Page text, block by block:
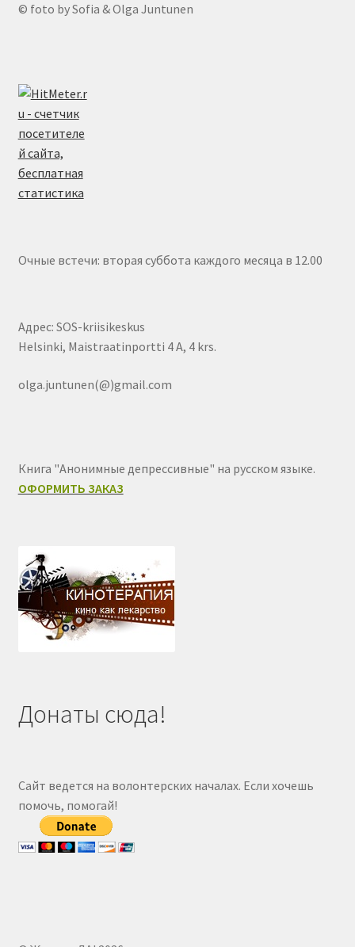
© foto by Sofia & Olga Juntunen
Очные встечи: вторая суббота каждого месяца в 12.00
Адрес: SOS-kriisikeskus
Helsinki, Maistraatinportti 4 A, 4 krs.
olga.juntunen(@)gmail.com
Книга "Анонимные депрессивные" на русском языке.
ОФОРМИТЬ ЗАКАЗ
Донаты сюда!
Сайт ведется на волонтерских началах. Если хочешь
помочь, помогай!